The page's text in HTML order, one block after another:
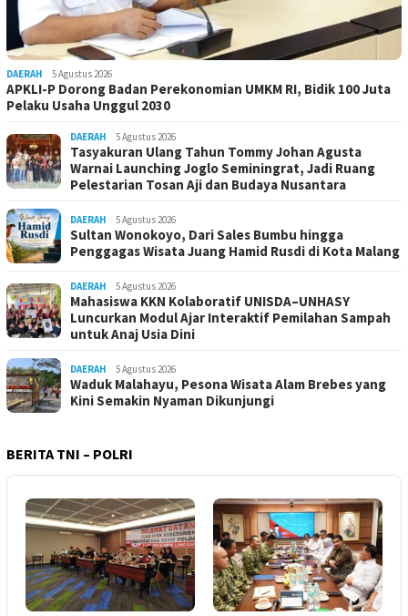
DAERAH 5 Agustus 2026
APKLI-P Dorong Badan Perekonomian UMKM RI, Bidik 100 Juta
Pelaku Usaha Unggul 2030
DAERAH 5 Agustus 2026
Tasyakuran Ulang Tahun Tommy Johan Agusta
Warnai Launching Joglo Seminingrat, Jadi Ruang
Pelestarian Tosan Aji dan Budaya Nusantara
DAERAH 5 Agustus 2026
Sultan Wonokoyo, Dari Sales Bumbu hingga
Penggagas Wisata Juang Hamid Rusdi di Kota Malang
DAERAH 5 Agustus 2026
Mahasiswa KKN Kolaboratif UNISDA–UNHASY
Luncurkan Modul Ajar Interaktif Pemilahan Sampah
untuk Anaj Usia Dini
DAERAH 5 Agustus 2026
Waduk Malahayu, Pesona Wisata Alam Brebes yang
Kini Semakin Nyaman Dikunjungi
BERITA TNI – POLRI